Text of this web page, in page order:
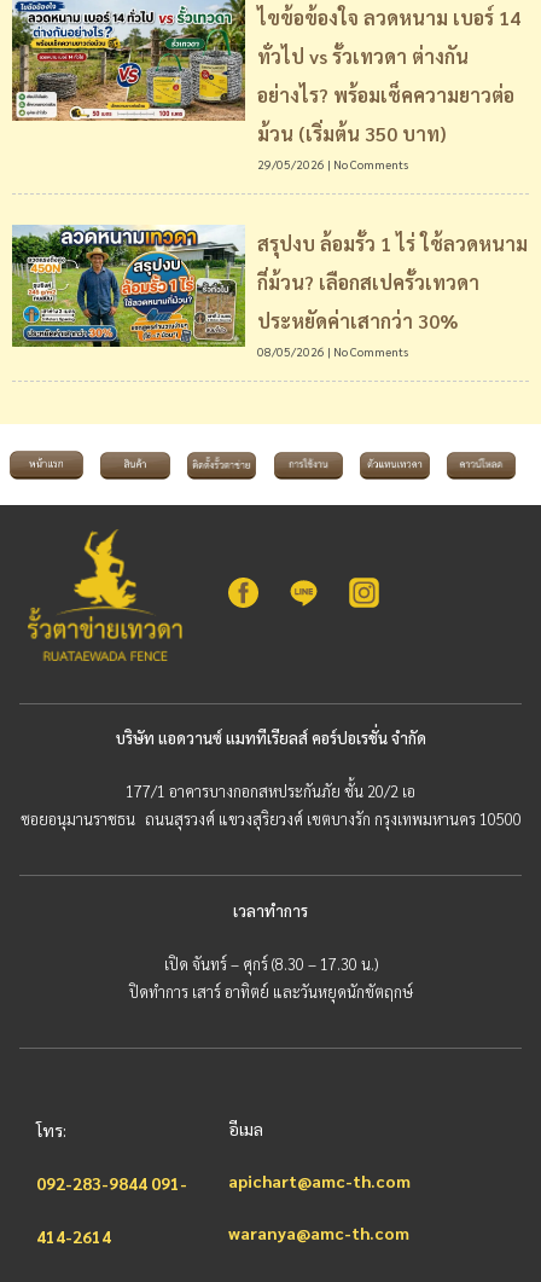
ไขข้อข้องใจ ลวดหนาม เบอร์ 14
ทั่วไป vs รั้วเทวดา ต่างกัน
อย่างไร? พร้อมเช็คความยาวต่อ
ม้วน (เริ่มต้น 350 บาท)
29/05/2026 No Comments
สรุปงบ ล้อมรั้ว 1 ไร่ ใช้ลวดหนาม
กี่ม้วน? เลือกสเปครั้วเทวดา
ประหยัดค่าเสากว่า 30%
08/05/2026 No Comments
บริษัท แอดวานซ์ แมททีเรียลส์ คอร์ปอเรชั่น จำกัด
177/1 อาคารบางกอกสหประกันภัย ชั้น 20/2 เอ
ซอยอนุมานราชธน ถนนสุรวงศ์ แขวงสุริยวงศ์ เขตบางรัก กรุงเทพมหานคร 10500
เวลาทำการ
เปิด จันทร์ – ศุกร์ (8.30 – 17.30 น.)
ปิดทำการ เสาร์ อาทิตย์ และวันหยุดนักขัตฤกษ์
โทร:
092-283-9844 091-
414-2614
อีเมล
apichart@amc-th.com
waranya@amc-th.com